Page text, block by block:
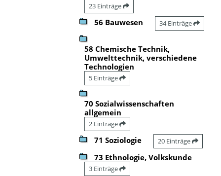
23 Einträge
56 Bauwesen 34 Einträge
58 Chemische Technik,
Umwelttechnik, verschiedene
Technologien
5 Einträge
70 Sozialwissenschaften
allgemein
2 Einträge
71 Soziologie 20 Einträge
73 Ethnologie, Volkskunde
3 Einträge